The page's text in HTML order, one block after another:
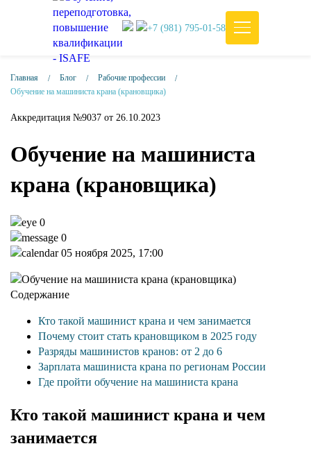
+7 (981) 795-01-58
Главная Блог
Рабочие профессии
Обучение на машиниста крана (крановщика)
Аккредитация №9037 от 26.10.2023
Обучение на машиниста
крана (крановщика)
0
0
05 ноября 2025, 17:00
Содержание
Кто такой машинист крана и чем занимается
Почему стоит стать крановщиком в 2025 году
Разряды машинистов кранов: от 2 до 6
Зарплата машиниста крана по регионам России
Где пройти обучение на машиниста крана
Кто такой машинист крана и чем
занимается